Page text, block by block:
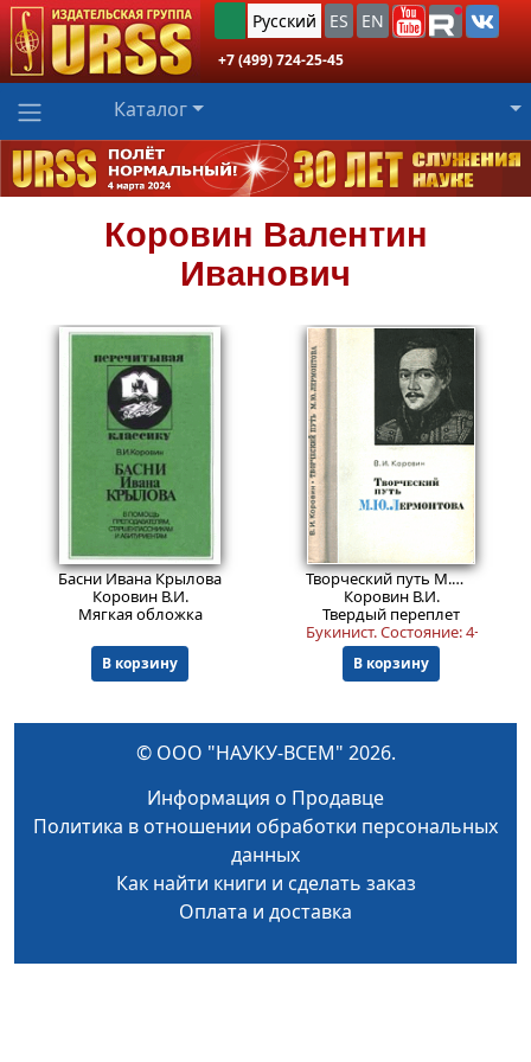
Русский ES EN
+7 (499) 724-25-45
Каталог
Коровин Валентин
Иванович
Пред.заказ!
Басни Ивана Крылова
Коровин В.И.
Мягкая обложка
В корзину
899₽
Творческий путь М.Ю. Лермонтова
Коровин В.И.
Твердый переплет
Букинист.Состояние: 4+
В корзину
© ООО "НАУКУ-ВСЕМ" 2026.
Информация о Продавце
Политика в отношении обработки персональных
данных
Как найти книги и сделать заказ
Оплата и доставка